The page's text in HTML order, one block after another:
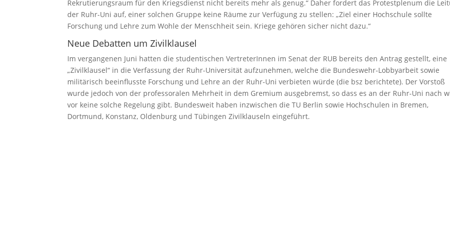
Rekrutierungsraum für den Kriegsdienst nicht bereits mehr als genug.“ Daher fordert das Protestplenum die
der Ruhr-Uni auf, einer solchen Gruppe keine Räume zur Verfügung zu stellen: „Ziel einer Hochschule sollte
Forschung und Lehre zum Wohle der Menschheit sein. Kriege gehören sicher nicht dazu.“
Neue Debatten um Zivilklausel
Im vergangenen Juni hatten die studentischen VertreterInnen im Senat der RUB bereits den Antrag gestellt, eine
„Zivilklausel“ in die Verfassung der Ruhr-Universität aufzunehmen, welche die Bundeswehr-Lobbyarbeit sowie
militärisch beeinflusste Forschung und Lehre an der Ruhr-Uni verbieten würde (die bsz berichtete). Der Vorstoß
wurde jedoch von der professoralen Mehrheit in dem Gremium ausgebremst, so dass es an der Ruhr-Uni nach
vor keine solche Regelung gibt. Bundesweit haben inzwischen die TU Berlin sowie Hochschulen in Bremen,
Dortmund, Konstanz, Oldenburg und Tübingen Zivilklauseln eingeführt.